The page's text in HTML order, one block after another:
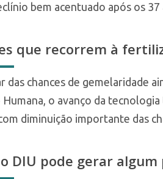
bem acentuado após os 37
que recorrem à
das chances de gemelaridade
o avanço da
diminuição importante das
DIU pode gerar